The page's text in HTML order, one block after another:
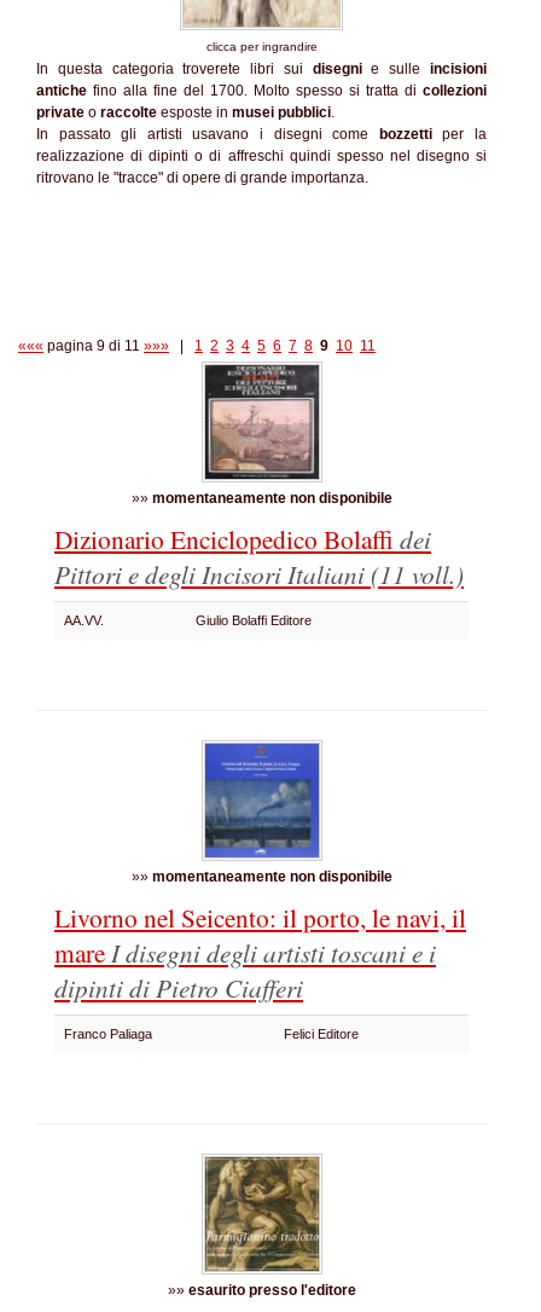
clicca per ingrandire
In questa categoria troverete libri sui disegnie sulleincisioni
antiche fino alla fine del 1700. Molto spesso si tratta di collezioni
private o raccolte esposte in musei pubblici.
In passato gli artisti usavano i disegni come
bozzettiper la
realizzazione di dipinti o di affreschi quindi spesso nel disegno si
ritrovano le "tracce" di opere di grande importanza.
««« pagina 9 di 11 »»» 1 2 3 4 5 6 7 8 9 10 11
»» momentaneamente non disponibile
Dizionario Enciclopedico Bolaffi dei
Pittori e degli Incisori Italiani (11 voll.)
AA.VV. Giulio Bolaffi Editore
»» momentaneamente non disponibile
Livorno nel Seicento: il porto, le navi, il
mareI disegni degli artisti toscani e i
dipinti di Pietro Ciafferi
Franco Paliaga Felici Editore
»» esaurito presso l'editore